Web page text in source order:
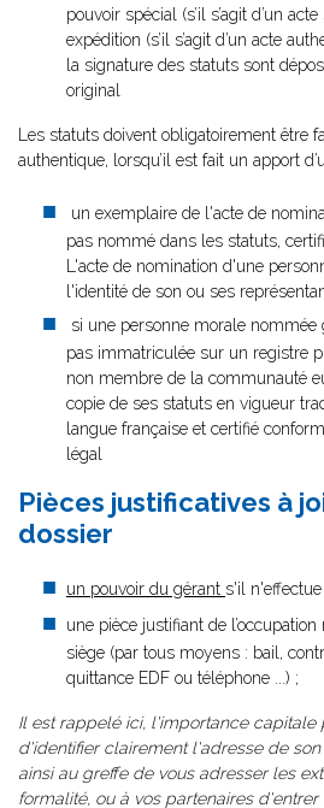
pouvoir spécial (s’il s’agit d’un
expédition (s’il s’agit d’un acte
la signature des statuts sont
original
Les statuts doivent obligatoirement être
authentique, lorsqu’il est fait un apport
un exemplaire de l'acte de
pas nommé dans les statuts,
L'acte de nomination d'une
l'identité de son ou ses
si une personne morale nommée
pas immatriculée sur un registre
non membre de la communauté
copie de ses statuts en vigueur
langue française et certifié
légal
Pièces justificatives à
dossier
un pouvoir du gérant s'il
une pièce justifiant de
siège (par tous moyens : bail,
quittance EDF ou téléphone ...) ;
Il est rappelé ici, l'importance capitale
d'identifier clairement l'adresse de
ainsi au greffe de vous adresser les
formalité, ou à vos partenaires d'entrer